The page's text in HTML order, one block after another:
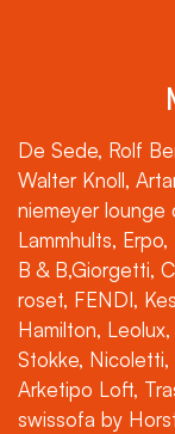
De Sede, Rolf
Walter Knoll,
niemeyer lounge
Lammhults,
B & B,Giorgetti,
roset, FENDI,
Hamilton,
Stokke,
Arketipo Loft,
swissofa by